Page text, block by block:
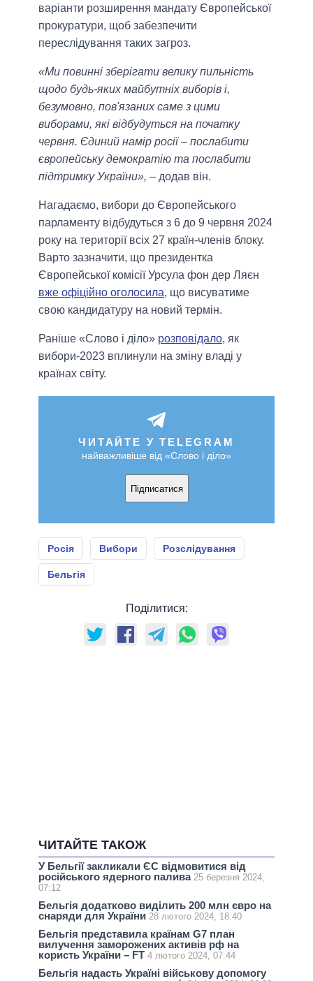
варіанти розширення мандату Європейської
прокуратури, щоб забезпечити
переслідування таких загроз.
«Ми повинні зберігати велику пильність
щодо будь-яких майбутніх виборів і,
безумовно, пов'язаних саме з цими
виборами, які відбудуться на початку
червня. Єдиний намір росії – послабити
європейську демократію та послабити
підтримку України», – додав він.
Нагадаємо, вибори до Європейського
парламенту відбудуться з 6 до 9 червня 2024
року на території всіх 27 країн-членів блоку.
Варто зазначити, що президентка
Європейської комісії Урсула фон дер Ляєн
вже офіційно оголосила, що висуватиме
свою кандидатуру на новий термін.
Раніше «Слово і діло» розповідало, як
вибори-2023 вплинули на зміну владі у
країнах світу.
ЧИТАЙТЕ У TELEGRAM
найважливіше від «Слово і діло»
Підписатися
Росія Вибори Розслідування
Бельгія
Поділитися:
ЧИТАЙТЕ ТАКОЖ
У Бельгії закликали ЄС відмовитися від
російського ядерного палива 25 березня 2024,
07:12
Бельгія додатково виділить 200 млн євро на
снаряди для України 28 лютого 2024, 18:40
Бельгія представила країнам G7 план
вилучення заморожених активів рф на
користь України – FT 4 лютого 2024, 07:44
Бельгія надасть Україні військову допомогу